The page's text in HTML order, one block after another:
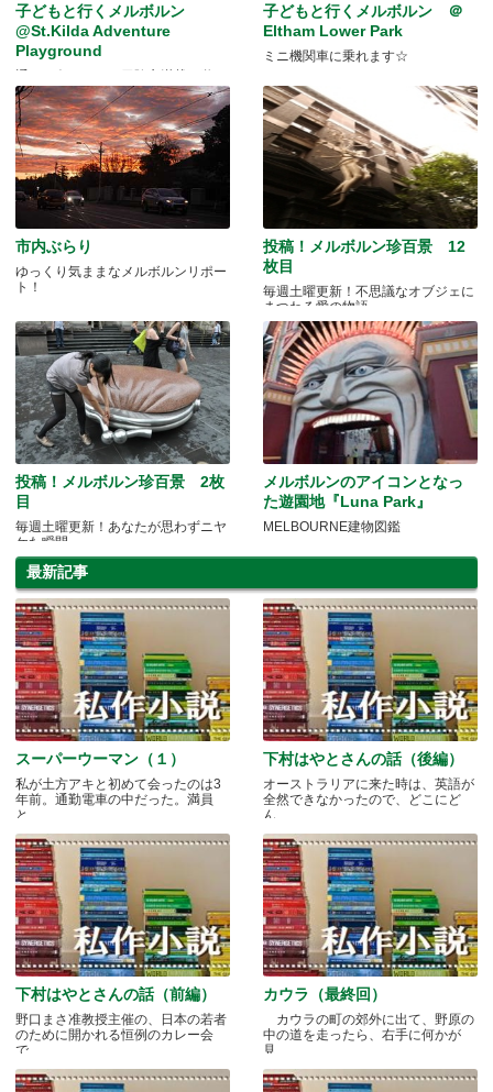
子どもと行くメルボルン
@St.Kilda Adventure
Playground
通りの奥にひそむ冒険心満載の遊び
場
子どもと行くメルボルン ＠
Eltham Lower Park
ミニ機関車に乗れます☆
市内ぶらり
ゆっくり気ままなメルボルンリポー
ト！
投稿！メルボルン珍百景 12
枚目
毎週土曜更新！不思議なオブジェに
まつわる愛の物語
投稿！メルボルン珍百景 2枚
目
毎週土曜更新！あなたが思わずニヤ
ケた瞬間
メルボルンのアイコンとなっ
た遊園地『Luna Park』
MELBOURNE建物図鑑
最新記事
スーパーウーマン（１）
私が土方アキと初めて会ったのは3
年前。通勤電車の中だった。満員
と.....
下村はやとさんの話（後編）
オーストラリアに来た時は、英語が
全然できなかったので、どこにど
ん.....
下村はやとさんの話（前編）
野口まさ准教授主催の、日本の若者
のために開かれる恒例のカレー会
で.....
カウラ（最終回）
カウラの町の郊外に出て、野原の
中の道を走ったら、右手に何かが
見.....